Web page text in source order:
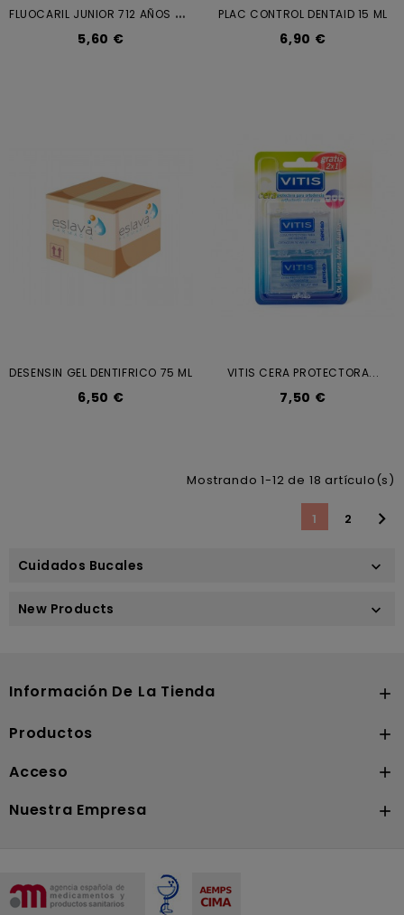
F
LUOCARIL JUNIOR 712 AÑOS 50 ML...
5,60 €
PLAC CONTROL DENTAID 15 ML
6,90 €
DESENSIN GEL DENTIFRICO 75 ML
6,50 €
VITIS CERA PROTECTORA...
7,50 €
Mostrando 1-12 de 18 artículo(s)
1 2 
Cuidados Bucales 
New Products 
Información De La Tienda 
Productos 
Acceso 
Nuestra Empresa 